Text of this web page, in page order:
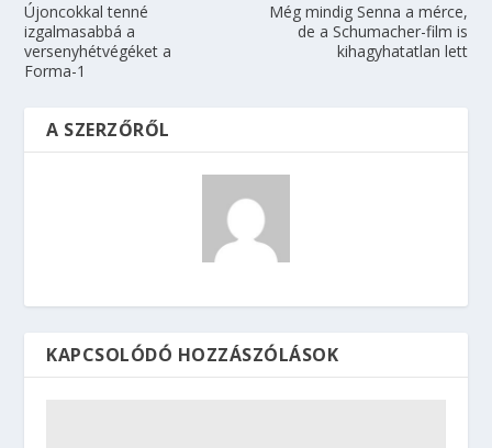
Újoncokkal tenné
izgalmasabbá a
versenyhétvégéket a
Forma-1
Még mindig Senna a mérce,
de a Schumacher-film is
kihagyhatatlan lett
A SZERZŐRŐL
KAPCSOLÓDÓ HOZZÁSZÓLÁSOK